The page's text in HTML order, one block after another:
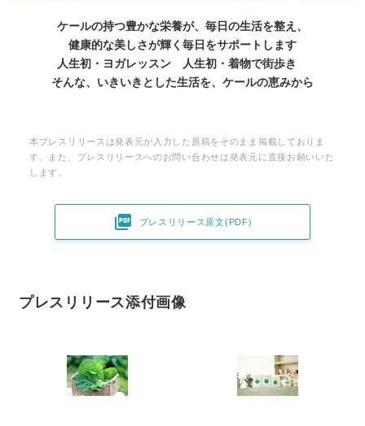
ケールの持つ豊かな栄養が、毎日の生活を整え、
健康的な美しさが輝く毎日をサポートします
人生初・ヨガレッスン 人生初・着物で街歩き
そんな、いきいきとした生活を、ケールの恵みから
本プレスリリースは発表元が入力した原稿をそのまま掲載しておりま
す。また、プレスリリースへのお問い合わせは発表元に直接お願いいた
します。
 プレスリリース原文(PDF)
プレスリリース添付画像